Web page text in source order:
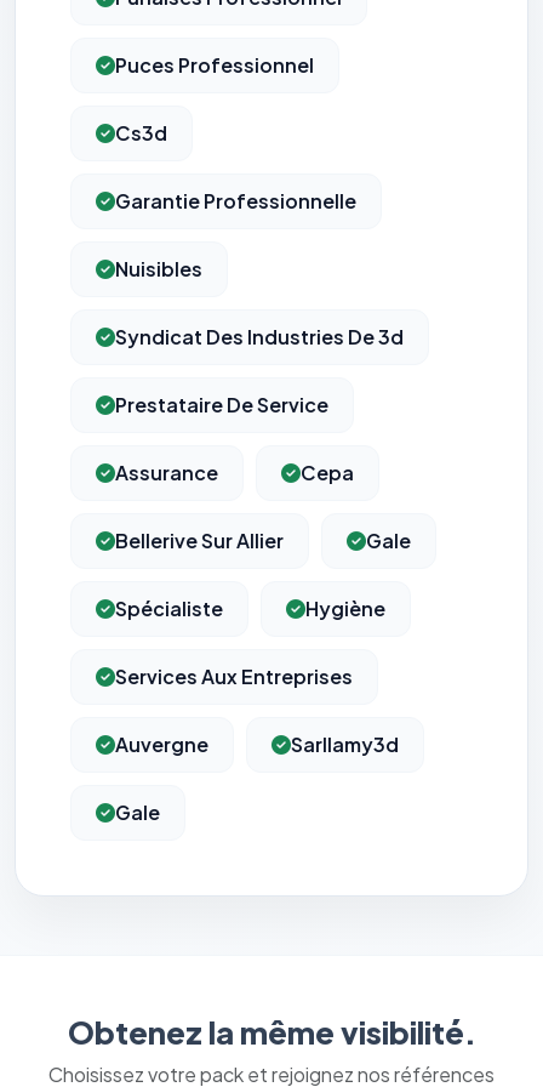
Puces Professionnel
Cs3d
Garantie Professionnelle
Nuisibles
Syndicat Des Industries De 3d
Prestataire De Service
Assurance Cepa
Bellerive Sur Allier Gale
Spécialiste Hygiène
Services Aux Entreprises
Auvergne Sarllamy3d
Gale
Obtenez la même visibilité.
Choisissez votre pack et rejoignez nos références